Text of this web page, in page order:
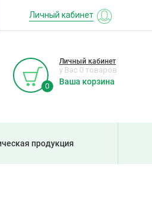
Личный кабинет
0
Личный кабинет
у Вас 0 товаров
Ваша корзина
продукция